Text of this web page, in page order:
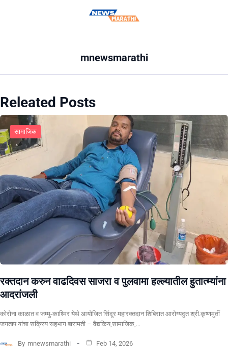
mnewsmarathi
Releated Posts
सामाजिक
रक्तदान करुन वाढदिवस साजरा व पुलवामा हल्ल्यातील हुतात्म्यांना
आदरांजली
कोरोना काळात व जम्मु-काश्मिर येथे आयोजित सिंदूर महारक्तदान शिबिरात आरोग्यदुत श्री.कृष्णमुर्ती
जगताप यांचा सक्रिय सहभाग बारामती – वैद्यकिय,सामाजिक,…
By mnewsmarathi Feb 14, 2026